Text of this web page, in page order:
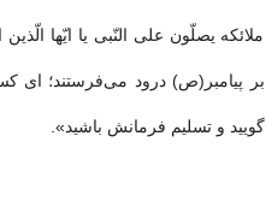
ملائكه یصلّون علی النّبی یا ايّها
بر پیامبر(ص) درود می‌فرستند؛ ای
گویید و تسلیم فرمانش باشید».